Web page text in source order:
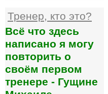
Тренер, кто это?
Всё что здесь
написано я могу
повторить о
своём первом
тренере - Гущине